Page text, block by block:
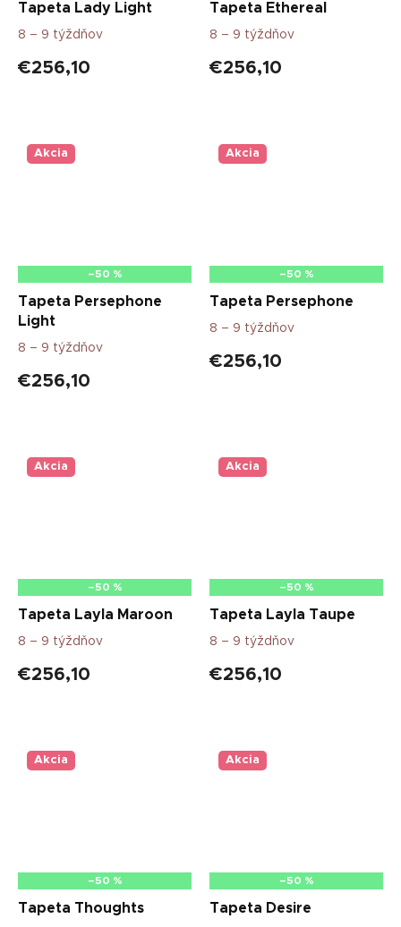
Tapeta Lady Light
8 – 9 týždňov
€256,10
Tapeta Ethereal
8 – 9 týždňov
€256,10
Akcia
–50 %
Tapeta Persephone
Light
8 – 9 týždňov
€256,10
Akcia
–50 %
Tapeta Persephone
8 – 9 týždňov
€256,10
Akcia
–50 %
Tapeta Layla Maroon
8 – 9 týždňov
€256,10
Akcia
–50 %
Tapeta Layla Taupe
8 – 9 týždňov
€256,10
Akcia
–50 %
Tapeta Thoughts
Akcia
–50 %
Tapeta Desire